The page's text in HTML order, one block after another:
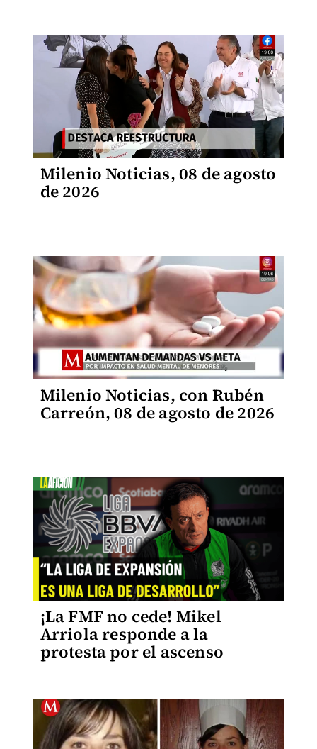
Milenio Noticias, 08 de agosto
de 2026
Milenio Noticias, con Rubén
Carreón, 08 de agosto de 2026
¡La FMF no cede! Mikel
Arriola responde a la
protesta por el ascenso